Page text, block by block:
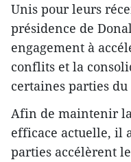
Unis pour leurs
présidence de
engagement à
conflits et la
certaines parties du
Afin de maintenir
efficace actuelle, il
parties accélèrent